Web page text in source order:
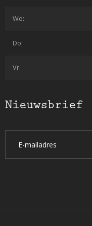
Wo:
Do:
Vr:
Nieuwsbrief